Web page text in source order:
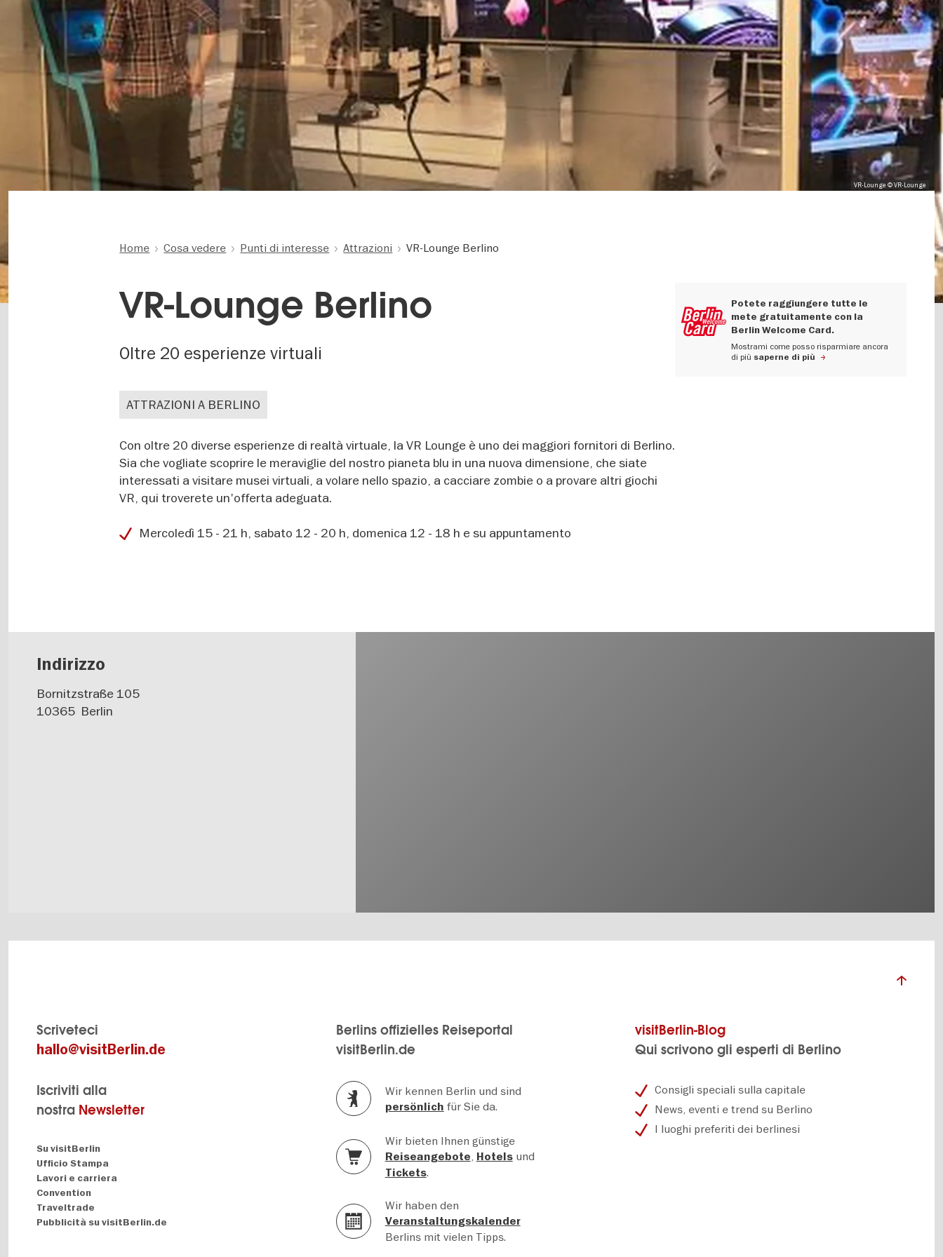
VR-Lounge © VR-Lounge
Home Cosa vedere Punti di interesse Attrazioni VR-Lounge Berlino
VR-Lounge Berlino
Oltre 20 esperienze virtuali
Potete raggiungere tutte le
mete gratuitamente con la
Berlin Welcome Card.
Mostrami come posso risparmiare ancora
di più saperne di più
ATTRAZIONI A BERLINO
Con oltre 20 diverse esperienze di realtà virtuale, la VR Lounge è uno dei maggiori fornitori di Berlino.
Sia che vogliate scoprire le meraviglie del nostro pianeta blu in una nuova dimensione, che siate
interessati a visitare musei virtuali, a volare nello spazio, a cacciare zombie o a provare altri giochi
VR, qui troverete un'offerta adeguata.
Mercoledì 15 - 21 h, sabato 12 - 20 h, domenica 12 - 18 h e su appuntamento
Indirizzo
Bornitzstraße 105
10365 Berlin
Scriveteci
hallo@visitBerlin.de
Iscriviti alla
nostra Newsletter
Navigation:
About
Su visitBerlin
Ufficio Stampa
Lavori e carriera
Convention
Traveltrade
Pubblicità su visitBerlin.de
Berlins offizielles Reiseportal
visitBerlin.de
Wir kennen Berlin und sind
persönlich für Sie da.
Wir bieten Ihnen günstige
Reiseangebote, Hotelsund
Tickets.
Wir haben den
Veranstaltungskalender
Berlins mit vielen Tipps.
visitBerlin-Blog
Qui scrivono gli esperti di Berlino
Consigli speciali sulla capitale
News, eventi e trend su Berlino
I luoghi preferiti dei berlinesi